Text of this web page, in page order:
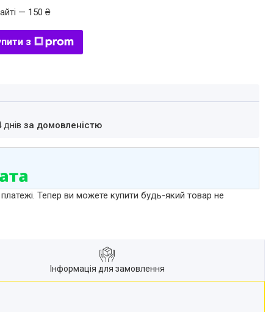
— 150 ₴
з
днів за домовленістю
платежі. Тепер ви можете купити будь-який товар не
Інформація для замовлення